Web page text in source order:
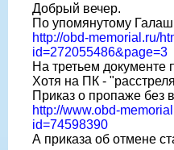
Добрый вечер.
По упомянутому
http://obd-memorial.ru/
id=272055486&page=3
На третьем документе
Хотя на ПК -
Приказ о пропаже без
http://www.obd-
id=74598390
А приказа об отмене